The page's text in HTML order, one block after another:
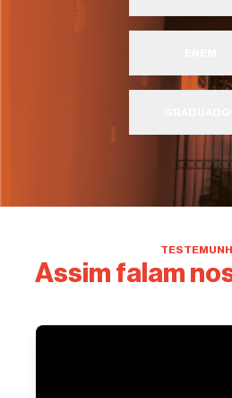
Assim falam